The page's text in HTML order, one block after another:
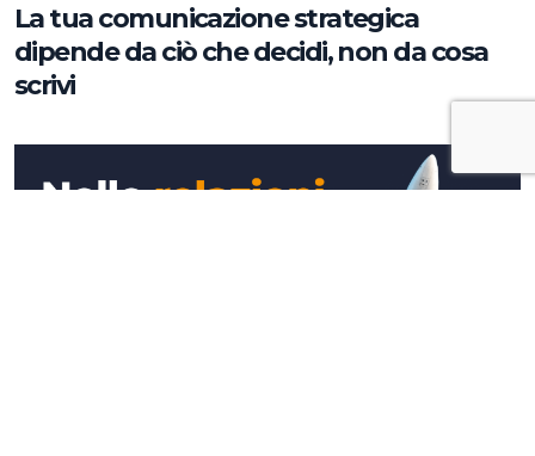
La tua comunicazione strategica
dipende da ciò che decidi, non da cosa
scrivi